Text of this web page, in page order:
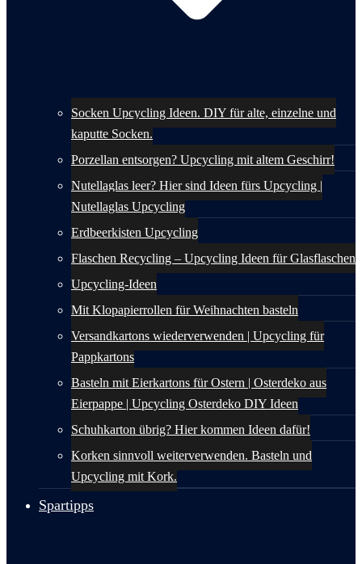
Socken Upcycling Ideen. DIY für alte, einzelne und
kaputte Socken.
Porzellan entsorgen? Upcycling mit altem Geschirr!
Nutellaglas leer? Hier sind Ideen fürs Upcycling |
Nutellaglas Upcycling
Erdbeerkisten Upcycling
Flaschen Recycling – Upcycling Ideen für Glasflaschen
Upcycling-Ideen
Mit Klopapierrollen für Weihnachten basteln
Versandkartons wiederverwenden | Upcycling für
Pappkartons
Basteln mit Eierkartons für Ostern | Osterdeko aus
Eierpappe | Upcycling Osterdeko DIY Ideen
Schuhkarton übrig? Hier kommen Ideen dafür!
Korken sinnvoll weiterverwenden. Basteln und
Upcycling mit Kork.
Spartipps